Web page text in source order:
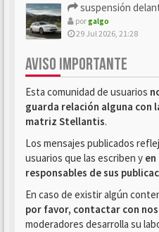
suspensión
porgalgo
29 Jul 2026, 21:28
AVISO IMPORTANTE
Esta comunidad de usuarios
guarda relación alguna con
matriz Stellantis.
Los mensajes publicados
usuarios que las escriben y
responsables de sus
En caso de existir algún
por favor, contactar con
moderadores desarrolla su